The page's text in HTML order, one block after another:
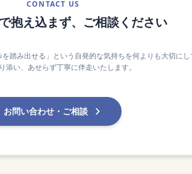
CONTACT US
抱え込まず、ご相談ください
踏み出せる」という自発的な気持ちを何よりも大切に
添い、あせらず丁寧に伴走いたします。
お問い合わせ・ご相談